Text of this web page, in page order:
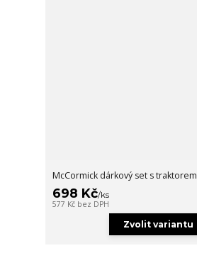
McCormick dárkový set s traktorem
698 Kč/ks
577 Kč bez DPH
Zvolit variantu